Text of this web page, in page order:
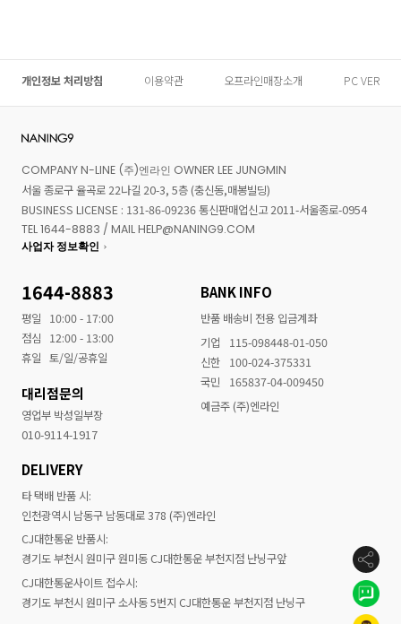
개인정보 처리방침 이용약관 오프라인매장소개 PC VER
COMPANY N-LINE (주)엔라인 OWNER LEE JUNGMIN
서울 종로구 율곡로 22나길 20-3, 5층 (충신동,매봉빌딩)
BUSINESS LICENSE : 131-86-09236 통신판매업신고 2011-서울종로-0954
TEL 1644-8883 / MAIL HELP@NANING9.COM
사업자 정보확인
1644-8883
평일
10:00 - 17:00
점심
12:00 - 13:00
휴일 토/일/공휴일
대리점문의
영업부 박성일부장
010-9114-1917
BANK INFO
반품 배송비 전용 입금계좌
기업
115-098448-01-050
신한
100-024-375331
국민
165837-04-009450
예금주 (주)엔라인
DELIVERY
타 택배 반품 시:
인천광역시 남동구 남동대로 378 (주)엔라인
CJ대한통운 반품시:
경기도 부천시 원미구 원미동 CJ대한통운 부천지점 난닝구앞
CJ대한통운사이트 접수시:
경기도 부천시 원미구 소사동 5번지 CJ대한통운 부천지점 난닝구